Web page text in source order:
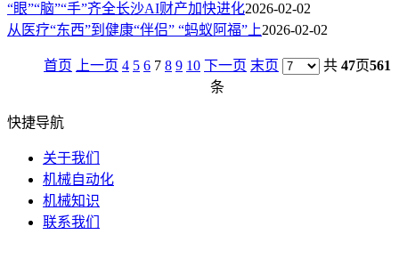
“眼”“脑”“手”齐全长沙AI财产加快进化2026-02-02
从医疗“东西”到健康“伴侣” “蚂蚁阿福”上2026-02-02
首页 上一页 4 5 6 7 8 9 10 下一页 末页 共 47页561
条
快捷导航
关于我们
机械自动化
机械知识
联系我们